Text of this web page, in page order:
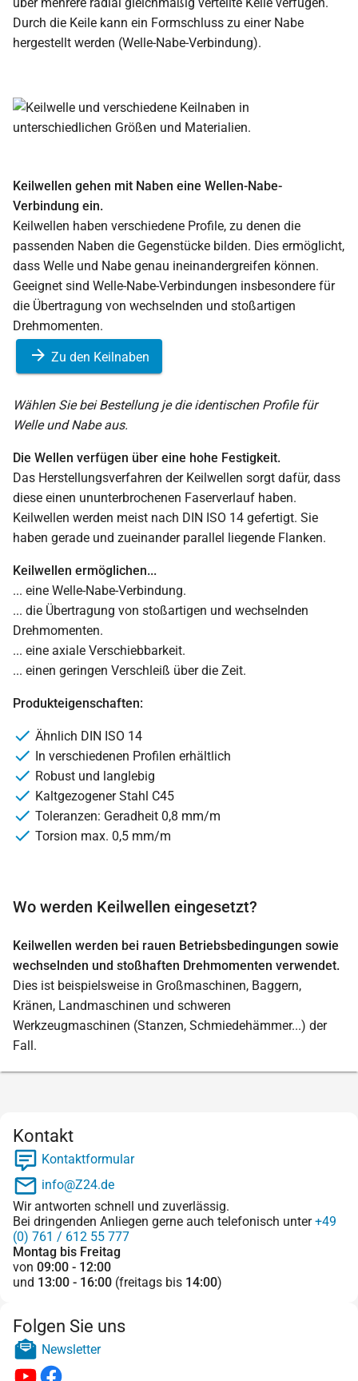
Durch die Keile kann ein Formschluss zu einer Nabe
hergestellt werden (Welle-Nabe-Verbindung).
Keilwellen gehen mit Naben eine Wellen-Nabe-
Verbindung ein.
Keilwellen haben verschiedene Profile, zu denen die
passenden Naben die Gegenstücke bilden. Dies ermöglicht,
dass Welle und Nabe genau ineinandergreifen können.
Geeignet sind Welle-Nabe-Verbindungen insbesondere für
die Übertragung von wechselnden und stoßartigen
Drehmomenten.
Zu den Keilnaben
Wählen Sie bei Bestellung je die identischen Profile für
Welle und Nabe aus.
Die Wellen verfügen über eine hohe Festigkeit.
Das Herstellungsverfahren der Keilwellen sorgt dafür, dass
diese einen ununterbrochenen Faserverlauf haben.
Keilwellen werden meist nach DIN ISO 14 gefertigt. Sie
haben gerade und zueinander parallel liegende Flanken.
Keilwellen ermöglichen...
... eine Welle-Nabe-Verbindung.
... die Übertragung von stoßartigen und wechselnden
Drehmomenten.
... eine axiale Verschiebbarkeit.
... einen geringen Verschleiß über die Zeit.
Produkteigenschaften:
Ähnlich DIN ISO 14
In verschiedenen Profilen erhältlich
Robust und langlebig
Kaltgezogener Stahl C45
Toleranzen: Geradheit 0,8 mm/m
Torsion max. 0,5 mm/m
Wo werden Keilwellen eingesetzt?
Keilwellen werden bei rauen Betriebsbedingungen sowie
wechselnden und stoßhaften Drehmomenten verwendet.
Dies ist beispielsweise in Großmaschinen, Baggern,
Kränen, Landmaschinen und schweren
Werkzeugmaschinen (Stanzen, Schmiedehämmer...) der
Fall.
Kontakt
Kontaktformular
info@Z24.de
Wir antworten schnell und zuverlässig.
Bei dringenden Anliegen gerne auch telefonisch unter+49
(0) 761 / 612 55 777
Montag bis Freitag
von 09:00 - 12:00
und 13:00 - 16:00 (freitags bis 14:00)
Folgen Sie uns
Newsletter